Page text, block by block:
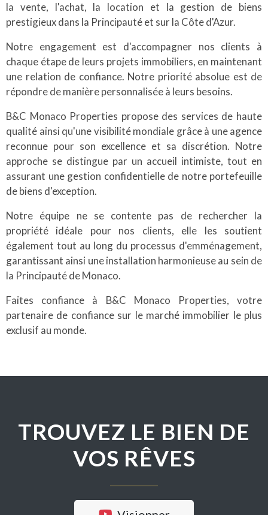
la vente, l'achat, la location et la gestion de biens
prestigieux dans la Principauté et sur la Côte d'Azur.
Notre engagement est d'accompagner nos clients à
chaque étape de leurs projets immobiliers, en maintenant
une relation de confiance. Notre priorité absolue est de
répondre de manière personnalisée à leurs besoins.
B&C Monaco Properties propose des services de haute
qualité ainsi qu'une visibilité mondiale grâce à une agence
reconnue pour son excellence et sa discrétion. Notre
approche se distingue par un accueil intimiste, tout en
assurant une gestion confidentielle de notre portefeuille
de biens d'exception.
Notre équipe ne se contente pas de rechercher la
propriété idéale pour nos clients, elle les soutient
également tout au long du processus d'emménagement,
garantissant ainsi une installation harmonieuse au sein de
la Principauté de Monaco.
Faites confiance à B&C Monaco Properties, votre
partenaire de confiance sur le marché immobilier le plus
exclusif au monde.
TROUVEZ LE BIEN DE
VOS RÊVES